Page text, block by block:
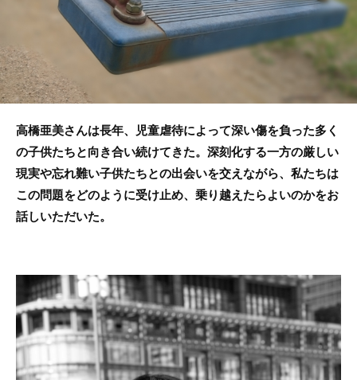
高橋亜美さんは長年、児童虐待によって深い傷を負った多く
の子供たちと向き合い続けてきた。深刻化する一方の厳しい
現実や忘れ難い子供たちとの出会いを交えながら、私たちは
この問題をどのように受け止め、乗り越えたらよいのかをお
話しいただいた。